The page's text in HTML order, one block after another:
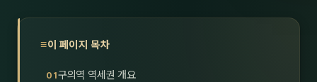
충북
이 페이지 목차
구의역 역세권 개요